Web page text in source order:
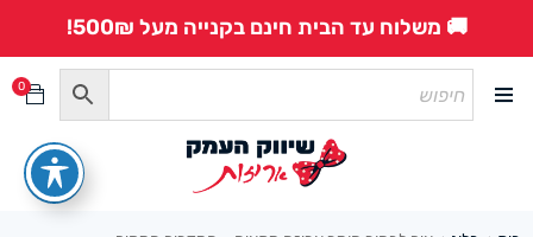
🚚 משלוח עד הבית חינם בקנייה מעל 500₪!
0